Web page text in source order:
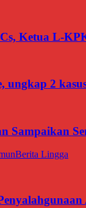
Ketua L-
ungkap 2
Sampaikan
Berita Lingga